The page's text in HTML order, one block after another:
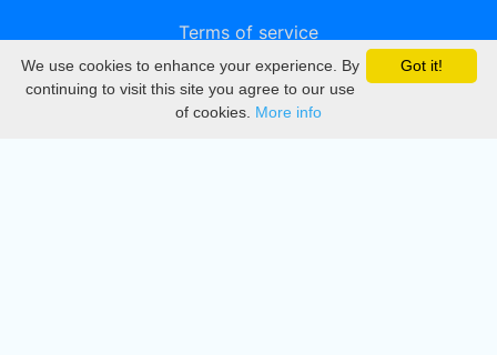
Terms of service
Privacy
DMCA
Got it!
We use cookies to enhance your experience. By
continuing to visit this site you agree to our use
of cookies. More info